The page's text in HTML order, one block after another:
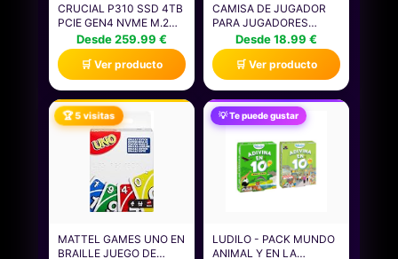
CRUCIAL P310 SSD 4TB
PCIE GEN4 NVME M.2
2280, DISCO INTERNO,
HASTA 7.100 MB/S,
COMPATIBLE CON
ORDENADOR PORTÁTIL
Y DE SOBREMESA &
CONSOLAS DE JUEGOS
PORTÁTILES -
CT4000P310SSD801
Desde 259.99 €
🛒 Ver producto
CAMISA DE JUGADOR
PARA JUGADORES
NIÑOS HOMBRES
VIDEOJUEGOS JUEGOS
CAMISETA
Desde 18.99 €
🛒 Ver producto
🏆 5 visitas
MATTEL GAMES UNO EN
BRAILLE JUEGO DE
💡 Te puede gustar
LUDILO - PACK MUNDO
ANIMAL Y EN LA